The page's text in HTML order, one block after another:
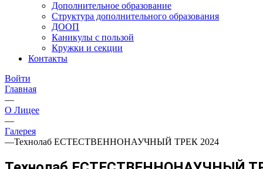
Дополнительное образование
Структура дополнительного образования
ДООП
Каникулы с пользой
Кружки и секции
Контакты
Войти
Главная
—
О Лицее
—
Галерея
—Технолаб ЕСТЕСТВЕННОНАУЧНЫЙ ТРЕК 2024